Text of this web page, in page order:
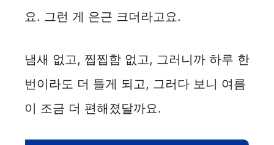
요. 그런 게 은근 크더라고요.
냄새 없고, 찝찝함 없고, 그러니까 하루 한
번이라도 더 틀게 되고, 그러다 보니 여름
이 조금 더 편해졌달까요.